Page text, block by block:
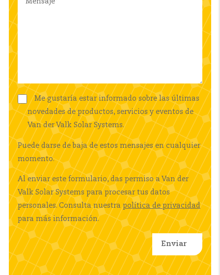
Me gustaría estar informado sobre las últimas
novedades de productos, servicios y eventos de
Van der Valk Solar Systems.
Puede darse de baja de estos mensajes en cualquier
momento.
Al enviar este formulario, das permiso a Van der
Valk Solar Systems para procesar tus datos
personales. Consulta nuestrapolítica de privacidad
para más información.